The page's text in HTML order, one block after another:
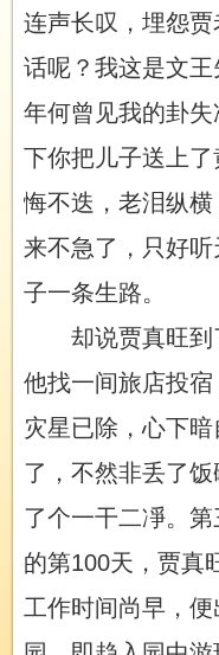
连声长叹，埋怨
话呢？我这是文
年何曾见我的卦
下你把儿子送上
悔不迭，老泪纵
来不急了，只好
子一条生路。
却说贾真旺到
他找一间旅店投
灾星已除，心下
了，不然非丢了
了个一干二凈。
的第100天，贾真
工作时间尚早，